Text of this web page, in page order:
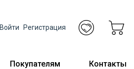
Войти Регистрация
Покупателям Контакты